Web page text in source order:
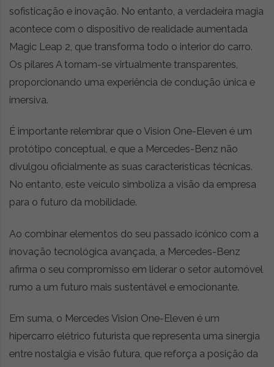
sofisticação e inovação. No entanto, a verdadeira magia
acontece com o dispositivo de realidade aumentada
Magic Leap 2, que transforma todo o interior do carro.
Os pilares A tornam-se virtualmente transparentes,
proporcionando uma experiência de condução única e
imersiva.
É importante relembrar que o Vision One-Eleven é um
protótipo conceptual, e que a Mercedes-Benz não
divulgou oficialmente as suas características técnicas.
No entanto, este veículo simboliza a visão da empresa
para o futuro da mobilidade.
Ao combinar elementos do seu passado icónico com a
inovação tecnológica avançada, a Mercedes-Benz
afirma o seu compromisso em liderar o setor automóvel
rumo a um futuro mais sustentável e emocionante.
Em suma, o Mercedes Vision One-Eleven é um
hipercarro elétrico futurista que representa uma sinergia
entre nostalgia e visão futura, que reforça a posição da